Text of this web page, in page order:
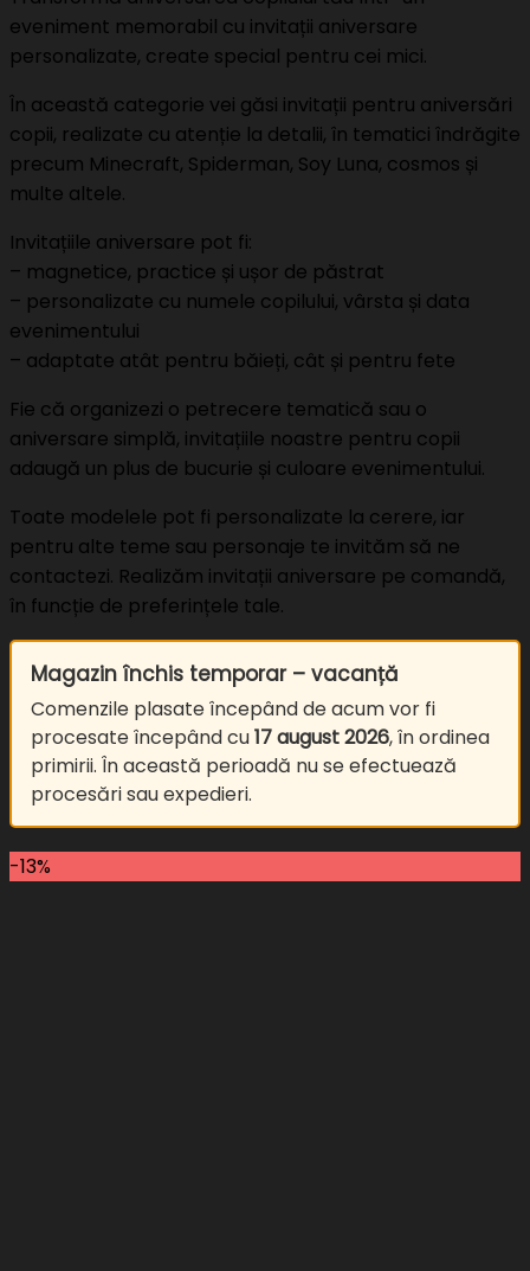
eveniment memorabil cu invitații aniversare
personalizate, create special pentru cei mici.
În această categorie vei găsi invitații pentru aniversări
copii, realizate cu atenție la detalii, în tematici îndrăgite
precum Minecraft, Spiderman, Soy Luna, cosmos și
multe altele.
Invitațiile aniversare pot fi:
– magnetice, practice și ușor de păstrat
– personalizate cu numele copilului, vârsta și data
evenimentului
– adaptate atât pentru băieți, cât și pentru fete
Fie că organizezi o petrecere tematică sau o
aniversare simplă, invitațiile noastre pentru copii
adaugă un plus de bucurie și culoare evenimentului.
Toate modelele pot fi personalizate la cerere, iar
pentru alte teme sau personaje te invităm să ne
contactezi. Realizăm invitații aniversare pe comandă,
în funcție de preferințele tale.
Magazin închis temporar – vacanță
Comenzile plasate începând de acum vor fi
procesate începând cu17 august 2026, în ordinea
primirii. În această perioadă nu se efectuează
procesări sau expedieri.
-13%